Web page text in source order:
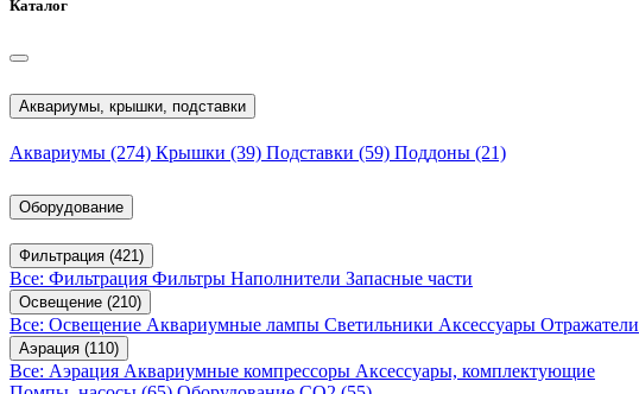
Каталог
Аквариумы, крышки, подставки
Аквариумы (274) Крышки (39) Подставки (59) Поддоны (21)
Оборудование
Фильтрация (421)
Все: Фильтрация Фильтры Наполнители Запасные части
Освещение (210)
Все: Освещение Аквариумные лампы Светильники Аксессуары Отражатели
Аэрация (110)
Все: Аэрация Аквариумные компрессоры Аксессуары, комплектующие